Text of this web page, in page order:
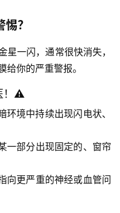
？
星一闪，通常很快消失，
你的严重警报。
！⚠️
环境中持续出现闪电状、
一部分出现固定的、窗帘
向更严重的神经或血管问